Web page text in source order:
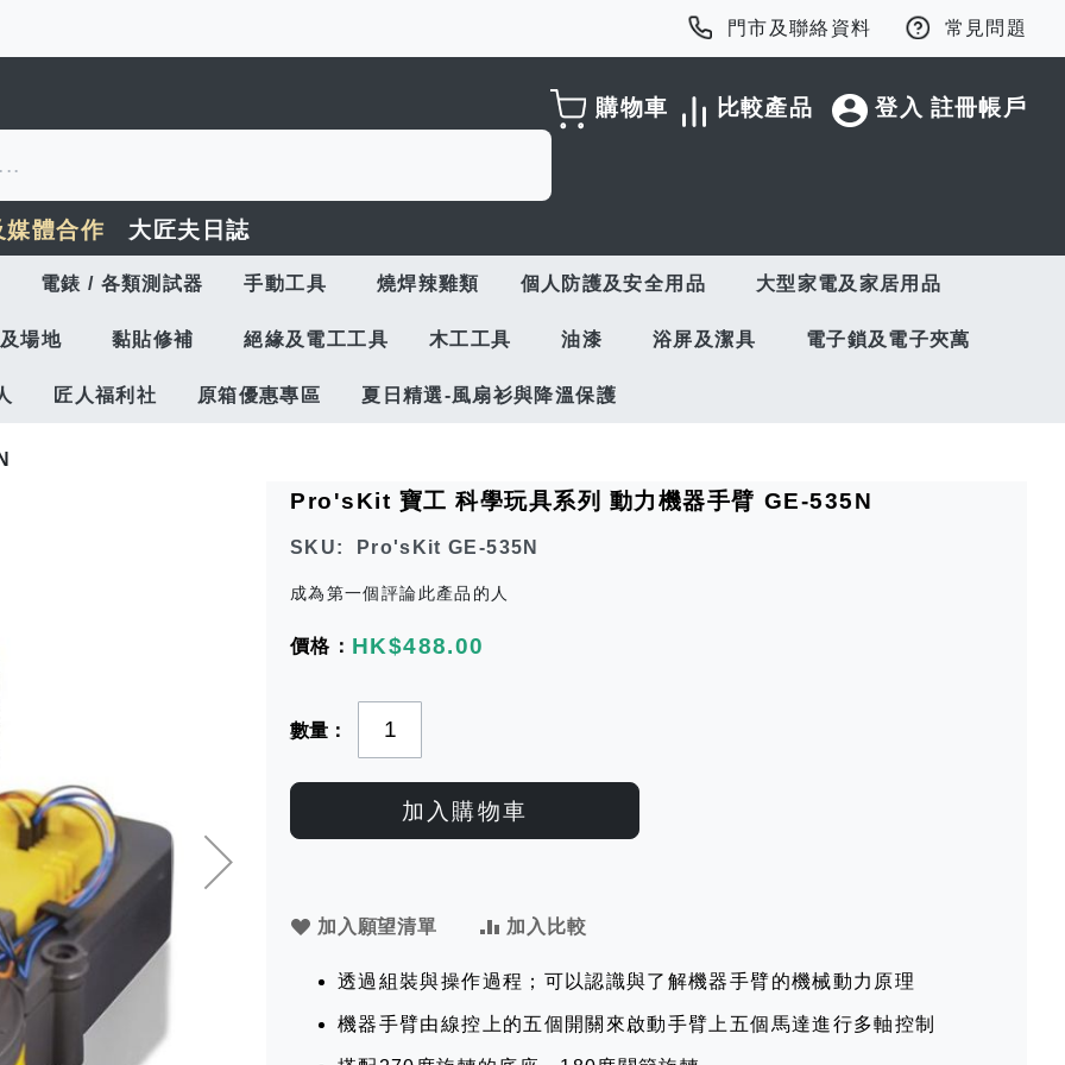
門市及聯絡資料 常見問題
登入 註冊帳戶
比較產品
購物車
體合作 大匠夫日誌
電錶 / 各類測試器 手動工具 燒焊辣雞類 個人防護及安全用品 大型家電及家居用品
場地 黏貼修補 絕緣及電工工具 木工工具 油漆 浴屏及潔具 電子鎖及電子夾萬
匠人福利社 原箱優惠專區 夏日精選-風扇衫與降溫保護
Pro'sKit 寶工 科學玩具系列 動力機器手臂 GE-535N
SKU Pro'sKit GE-535N
成為第一個評論此產品的人
HK$488.00
數量
加入購物車
加入願望清單 加入比較
透過組裝與操作過程；可以認識與了解機器手臂的機械動力原理
機器手臂由線控上的五個開關來啟動手臂上五個馬達進行多軸控制